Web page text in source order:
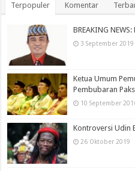
Terpopuler Komentar
BREAKING
3 September 2019
Ketua Umum
Pembubaran
10 September
Kontroversi Udin
26 Oktober 2019